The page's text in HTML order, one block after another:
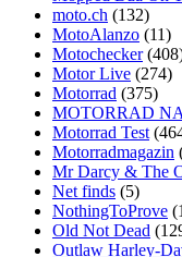
moto.ch (132)
MotoAlanzo (11)
Motochecker
Motor Live (274)
Motorrad (375)
MOTORRAD
Motorrad Test
Motorradmagazin
Mr Darcy & The
Net finds (5)
NothingToProve
Old Not Dead
Outlaw Harley-